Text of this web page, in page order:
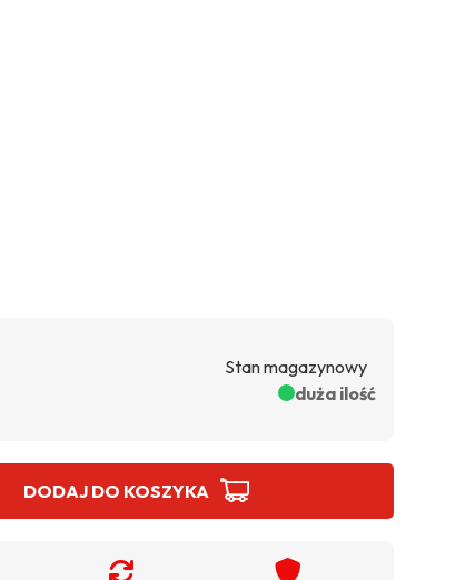
Stan magazynowy
duża ilość
DODAJ DO KOSZYKA